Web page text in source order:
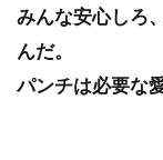
みんな安心しろ
んだ。
パンチは必要な